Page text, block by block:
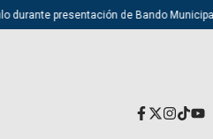
presentación de Bando Municipal